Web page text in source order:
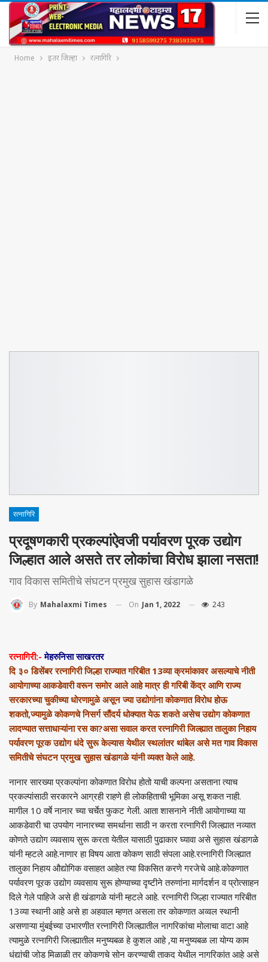
Home इतर जिल्हा रत्नागिरि
रत्नागिरि
प्रदूषणकारी प्रकल्पांऐवजी पर्यावरण पूरक उद्योग
जिल्हात आले असते तर लोकांचा विरोध झाला नसता!
गाव विकास समितीचे संघटन प्रमुख सुहास खंडागळे
By Mahalaxmi Times On Jan 1, 2022 243
रत्नागिरी:-मेहरुनिसा साखरतर
दि ३० डिसेंबर रत्नागिरी जिल्हा राज्यात गरिबीत 13व्या क्रमांकावर असल्याचे नीती
आयोगाच्या आकडेवारी वरून समोर आले आहे मात्र ही गरिबी केंद्र आणि राज्य
सरकारच्या चुकीच्या धोरणामुळे असून ज्या उद्योगांना कोकणात विरोध होऊ
शकतो,ज्यामुळे कोकणचे निसर्ग सौंदर्य धोक्यात येऊ शकते असेच उद्योग कोकणात
लादण्यात सत्ताधाऱ्यांना रस का?असा सवाल करत रत्नागिरी जिल्ह्यात तालुका निहाय
पर्यावरण पूरक उद्योग धंदे सुरू केल्यास येथील स्थलांतर थांबेल असे मत गाव विकास
समितीचे संघटन प्रमुख सुहास खंडागळे यांनी व्यक्त केले आहे.
नानार सारख्या प्रकल्पांना कोकणात विरोध होतो याची कल्पना असताना त्याच
प्रकल्पांसाठी सरकारने आग्रही राहणे ही लोकहिताची भूमिका असू शकत नाही.
मागील 10 वर्षे नानार च्या चर्चेत फुकट गेली. आता शासनाने नीती आयोगाच्या या
आकडेवारी चा उपयोग नानारच्या समर्थाना साठी न करता रत्नागिरी जिल्ह्यात नव्यात
कोणते उद्योग व्यवसाय सुरू करता येतील यासाठी पुढाकार घ्यावा असे सुहास खंडागळे
यांनी म्हटले आहे.नाणार हा विषय आता कोकण साठी संपला आहे.रत्नागिरी जिल्ह्यात
तालुका निहाय औद्योगिक वसाहत आहेत त्या विकसित करणे गरजेचे आहे.कोकणात
पर्यावरण पूरक उद्योग व्यवसाय सुरू होण्याच्या दृष्टीने तरुणांना मार्गदर्शन व प्रोत्साहन
दिले गेले पाहिजे असे ही खंडागळे यांनी म्हटले आहे. रत्नागिरी जिल्हा राज्यात गरिबीत
13व्या स्थानी आहे असे हा अहवाल म्हणत असला तर कोकणात अव्वल स्थानी
असणाऱ्या मुंबईच्या उभारणीत रत्नागिरी जिल्ह्यातील नागरिकांचा मोलाचा वाटा आहे
त्यामुळे रत्नागिरी जिल्ह्यातील मनुष्यबळ हे कुशल आहे ,या मनुष्यबळ ला योग्य काम
धंद्यांची जोड मिळाळी तर कोकणचे सोन करण्याची ताकद येथील नागरिकांत आहे असे